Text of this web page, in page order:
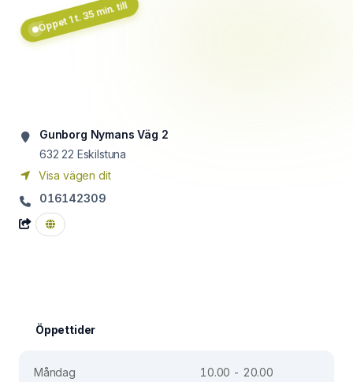
Öppet 1 t. 35 min. till
Gunborg Nymans Väg 2
632 22 Eskilstuna
Visa vägen dit
016142309
Öppettider
Måndag
10.00 - 20.00